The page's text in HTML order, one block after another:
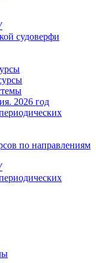
судоверфи
2026 год
по направлениям